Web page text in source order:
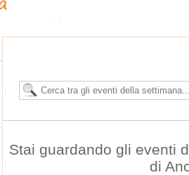
Stai guardando gli eventi
di